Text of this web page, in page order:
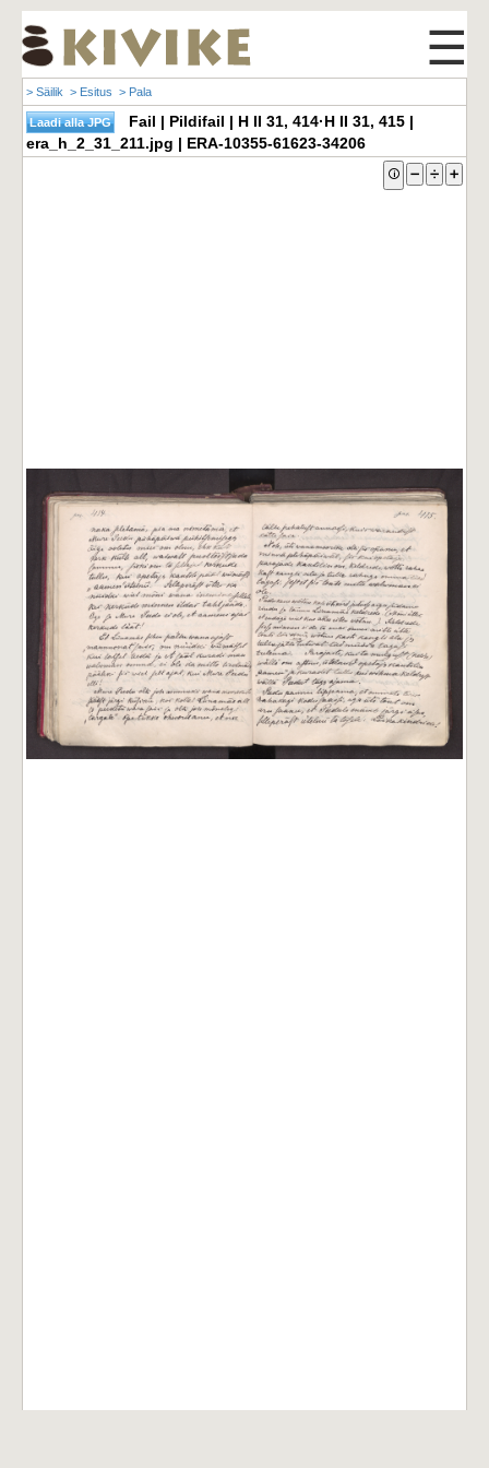
☰
> Säilik > Esitus > Pala
Fail | Pildifail | H II 31, 414·H II 31, 415 |
era_h_2_31_211.jpg | ERA-10355-61623-34206